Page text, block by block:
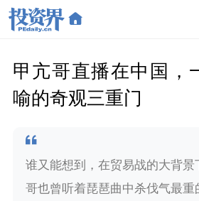
甲亢哥直播在中国，
喻的奇观三重门
谁又能想到，在贸易战的大背
哥也曾听着琵琶曲中杀伐气最